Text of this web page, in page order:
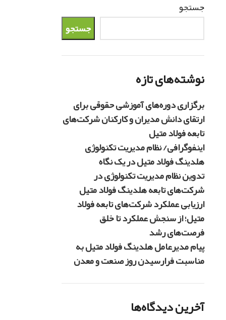
جستجو
جستجو
نوشته‌های تازه
برگزاری دوره‌های آموزشی حقوقی برای
ارتقای دانش مدیران و کارکنان شرکت‌های
تابعه فولاد متیل
اینفوگرافی/ نظام مدیریت تکنولوژی
هلدینگ فولاد متیل در یک نگاه
تدوین نظام مدیریت تکنولوژی در
شرکت‌های تابعه هلدینگ فولاد متیل
ارزیابی عملکرد شرکت‌های تابعه فولاد
متیل؛ از سنجش عملکرد تا خلق
فرصت‌های رشد
پیام مدیرعامل هلدینگ فولاد متیل به
مناسبت فرارسیدن روز صنعت و معدن
آخرین دیدگاه‌ها